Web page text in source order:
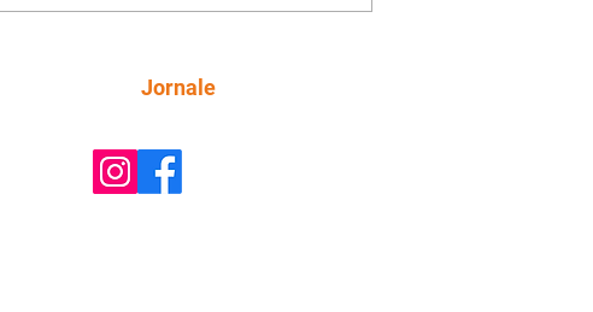
comentam sobre a possível jazida de
tungstênio na região. Virgínia provoca
Jornale